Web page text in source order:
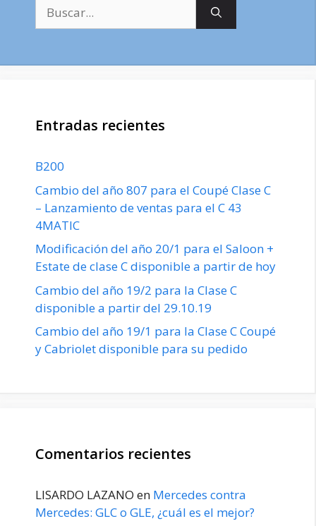
Entradas recientes
B200
Cambio del año 807 para el Coupé Clase C
– Lanzamiento de ventas para el C 43
4MATIC
Modificación del año 20/1 para el Saloon +
Estate de clase C disponible a partir de hoy
Cambio del año 19/2 para la Clase C
disponible a partir del 29.10.19
Cambio del año 19/1 para la Clase C Coupé
y Cabriolet disponible para su pedido
Comentarios recientes
LISARDO LAZANO en Mercedes contra
Mercedes: GLC o GLE, ¿cuál es el mejor?